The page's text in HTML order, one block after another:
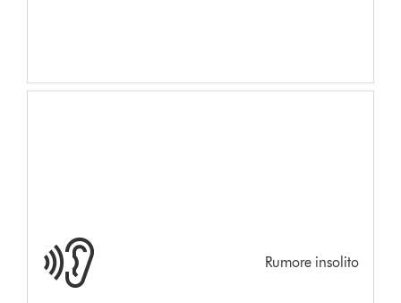
Rumore insolito